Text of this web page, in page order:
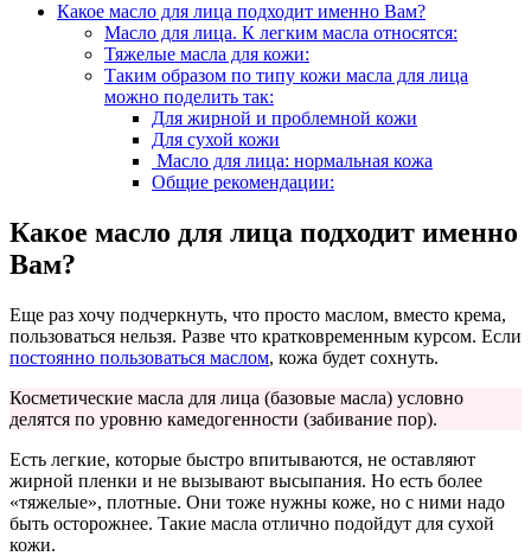
Какое масло для лица подходит именно Вам?
Масло для лица. К легким масла относятся:
Тяжелые масла для кожи:
Таким образом по типу кожи масла для лица
можно поделить так:
Для жирной и проблемной кожи
Для сухой кожи
Масло для лица: нормальная кожа
Общие рекомендации:
Какое масло для лица подходит именно
Вам?
Еще раз хочу подчеркнуть, что просто маслом, вместо крема,
пользоваться нельзя. Разве что кратковременным курсом. Если
постоянно пользоваться маслом, кожа будет сохнуть.
Косметические масла для лица (базовые масла) условно
делятся по уровню камедогенности (забивание пор).
Есть легкие, которые быстро впитываются, не оставляют
жирной пленки и не вызывают высыпания. Но есть более
«тяжелые», плотные. Они тоже нужны коже, но с ними надо
быть осторожнее. Такие масла отлично подойдут для сухой
кожи.